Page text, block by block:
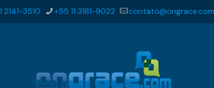
2141-3510 +55 11 3181-9022 contato@ongrace.com